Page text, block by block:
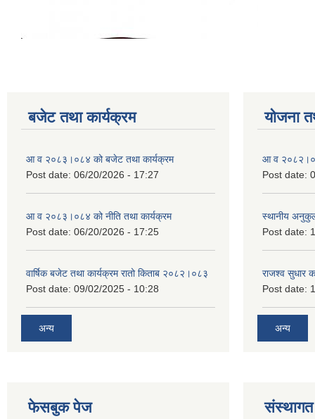
बजेट तथा कार्यक्रम
आ व २०८३।०८४ को बजेट तथा कार्यक्रम
Post date: 06/20/2026 - 17:27
आ व २०८३।०८४ को नीति तथा कार्यक्रम
Post date: 06/20/2026 - 17:25
वार्षिक बजेट तथा कार्यक्रम रातो किताब २०८२।०८३
Post date: 09/02/2025 - 10:28
अन्य
योजना
आ व
Post date:
स्थानीय
Post date:
राजश्व सुधार
Post date:
अन्य
फेसबुक पेज